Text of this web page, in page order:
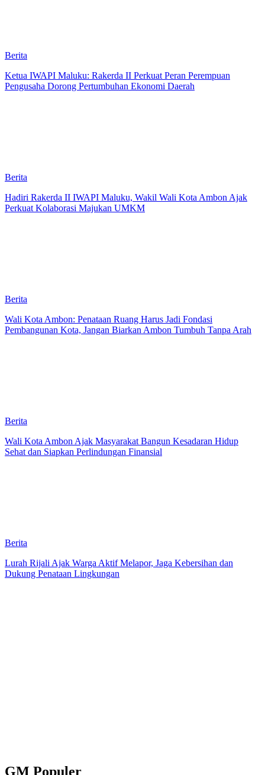
Berita
Ketua IWAPI Maluku: Rakerda II Perkuat Peran Perempuan
Pengusaha Dorong Pertumbuhan Ekonomi Daerah
Berita
Hadiri Rakerda II IWAPI Maluku, Wakil Wali Kota Ambon Ajak
Perkuat Kolaborasi Majukan UMKM
Berita
Wali Kota Ambon: Penataan Ruang Harus Jadi Fondasi
Pembangunan Kota, Jangan Biarkan Ambon Tumbuh Tanpa Arah
Berita
Wali Kota Ambon Ajak Masyarakat Bangun Kesadaran Hidup
Sehat dan Siapkan Perlindungan Finansial
Berita
Lurah Rijali Ajak Warga Aktif Melapor, Jaga Kebersihan dan
Dukung Penataan Lingkungan
GM Populer